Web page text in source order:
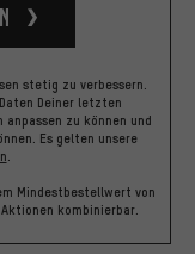
stetig zu verbessern.
Deiner letzten
zu können und
Es gelten unsere
.
Mindestbestellwert von
kombinierbar.